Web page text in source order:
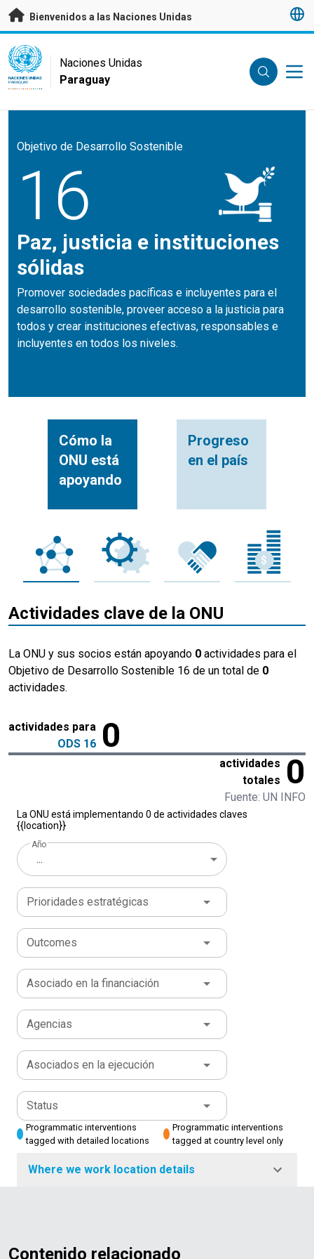
Saltar a contenido principal
Bienvenidos a las Naciones Unidas
UN Logo
NACIONES UNIDAS
PARAGUAY
Naciones Unidas
Paraguay
Objetivo de Desarrollo Sostenible
16
Paz, justicia e instituciones
sólidas
Promover sociedades pacíficas e incluyentes para el
desarrollo sostenible, proveer acceso a la justicia para
todos y crear instituciones efectivas, responsables e
incluyentes en todos los niveles.
Cómo la
ONU está
apoyando
Progreso
en el país
Actividades clave de la ONU
La ONU y sus socios están apoyando 0 actividades para el
Objetivo de Desarrollo Sostenible 16 de un total de 0
actividades.
actividades para
ODS 16 0
actividades
totales 0
Fuente: UN INFO
La ONU está implementando 0 de actividades claves
{{location}}
Año
...
Prioridades estratégicas
Outcomes
Asociado en la financiación
Agencias
Asociados en la ejecución
Status
Programmatic interventions
tagged with detailed locations
Programmatic interventions
tagged at country level only
Where we work location details
Contenido relacionado